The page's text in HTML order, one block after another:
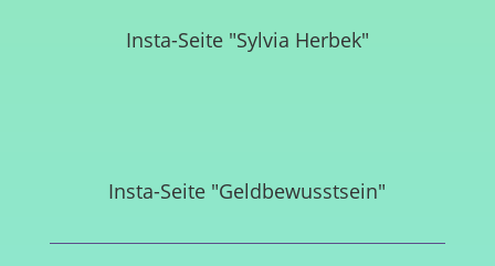
Insta-Seite "Sylvia Herbek"
Insta-Seite "Geldbewusstsein"